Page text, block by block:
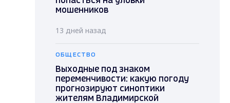
мошенников
13 дней назад
ОБЩЕСТВО
Выходные под знаком
переменчивости: какую погоду
прогнозируют синоптики
жителям Владимирской